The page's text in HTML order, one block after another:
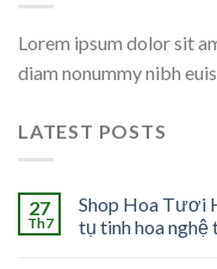
Lorem ipsum dolor sit
diam nonummy nibh
LATEST POSTS
27
Th7
Shop Hoa Tươi
tụ tinh hoa nghệ